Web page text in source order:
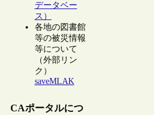
データベー
ス）
各地の図書館
等の被災情報
等について
（外部リン
ク）
saveMLAK
CAポータルにつ